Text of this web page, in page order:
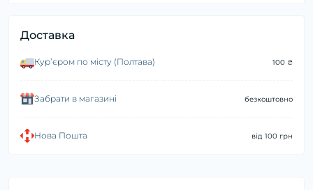
Доставка
Курʼєром по місту (Полтава) 100 ₴
Забрати в магазині безкоштовно
Нова Пошта від 100 грн